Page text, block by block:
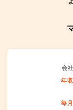
会
年収
毎月